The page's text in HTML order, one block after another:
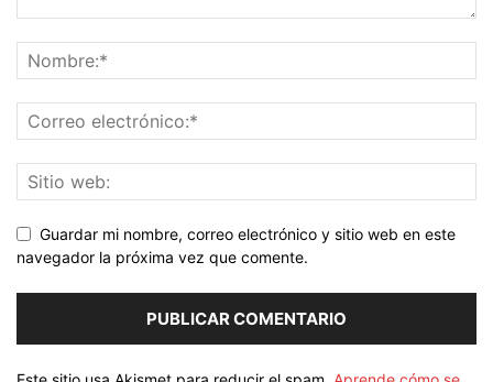
Guardar mi nombre, correo electrónico y sitio web en este
navegador la próxima vez que comente.